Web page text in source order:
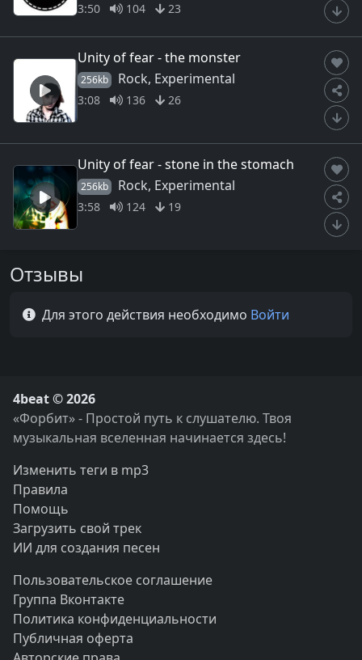
3:50 104 23
Unity of fear - the monster
256kb Rock, Experimental
3:08 136 26
Unity of fear - stone in the stomach
256kb Rock, Experimental
3:58 124 19
Отзывы
Для этого действия необходимо Войти
4beat © 2026
«Форбит» - Простой путь к слушателю. Твоя
музыкальная вселенная начинается здесь!
Изменить теги в mp3
Правила
Помощь
Загрузить свой трек
ИИ для создания песен
Пользовательское соглашение
Группа Вконтакте
Политика конфиденциальности
Публичная оферта